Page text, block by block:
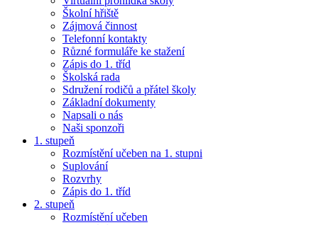
Školní hřiště
Zájmová činnost
Telefonní kontakty
Různé formuláře ke stažení
Zápis do 1. tříd
Školská rada
Sdružení rodičů a přátel školy
Základní dokumenty
Napsali o nás
Naši sponzoři
1. stupeň
Rozmístění učeben na 1. stupni
Suplování
Rozvrhy
Zápis do 1. tříd
2. stupeň
Rozmístění učeben